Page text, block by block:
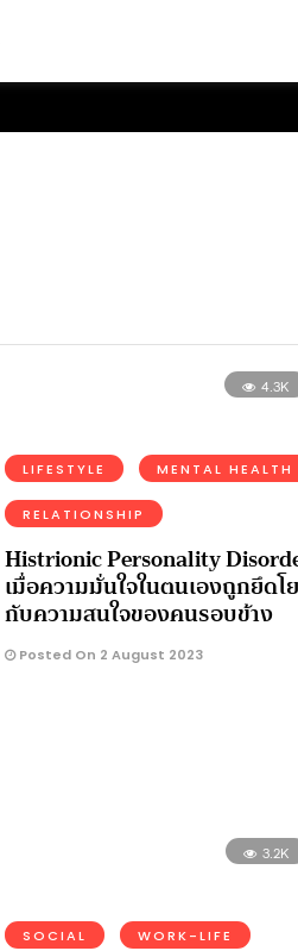
4.3K
LIFESTYLE MENTAL HEALTH
RELATIONSHIP
Histrionic Personality
เมื่อความมั่นใจในตนเองถูกยึดโ
กับความสนใจของคนรอบข้าง
Posted On 2 August 2023